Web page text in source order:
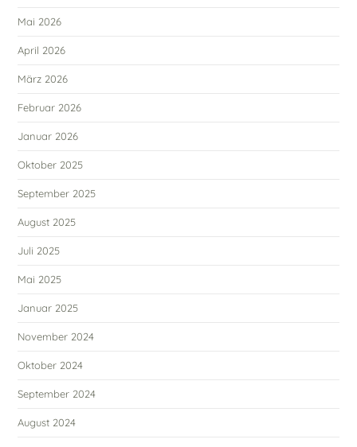
Mai 2026
April 2026
März 2026
Februar 2026
Januar 2026
Oktober 2025
September 2025
August 2025
Juli 2025
Mai 2025
Januar 2025
November 2024
Oktober 2024
September 2024
August 2024